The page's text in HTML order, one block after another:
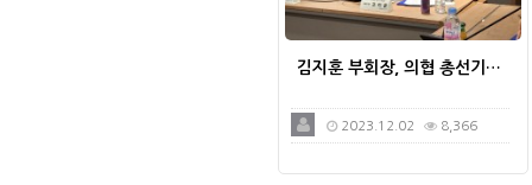
김지훈 부회장, 의협 총선기…
2023.12.02 8,366